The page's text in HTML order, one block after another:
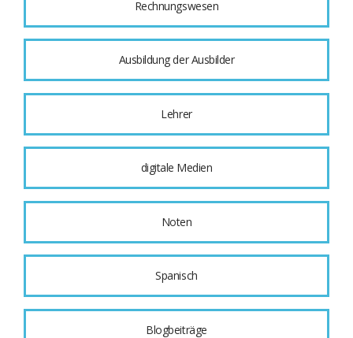
Rechnungswesen
Ausbildung der Ausbilder
Lehrer
digitale Medien
Noten
Spanisch
Blogbeiträge